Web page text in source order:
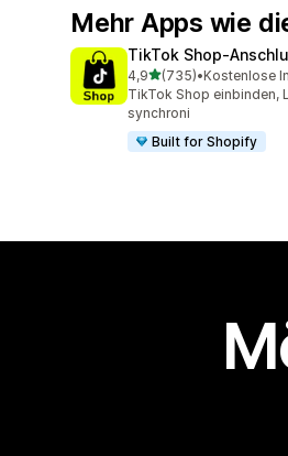
Mehr Apps wie
TikTok
4,9von 5 Sternen
(735)
735 Rezensionen
•Kostenlose
TikTok Shop einbinden,
synchroni
Built for Shopify